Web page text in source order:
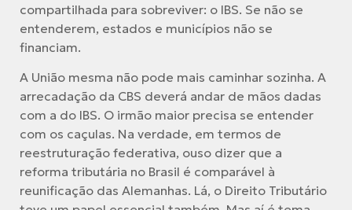
compartilhada para sobreviver: o IBS. Se não se
entenderem, estados e municípios não se
financiam.
A União mesma não pode mais caminhar sozinha. A
arrecadação da CBS deverá andar de mãos dadas
com a do IBS. O irmão maior precisa se entender
com os caçulas. Na verdade, em termos de
reestruturação federativa, ouso dizer que a
reforma tributária no Brasil é comparável à
reunificação das Alemanhas. Lá, o Direito Tributário